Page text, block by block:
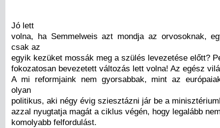
Jó lett
volna, ha Semmelweis azt mondja az orvosoknak,
csak az
egyik kezüket mossák meg a szülés levezetése előtt?
fokozatosan bevezetett változás lett volna! Az egész
A mi reformjaink nem gyorsabbak, mint az
olyan
politikus, aki négy évig sziesztázni jár be a
azzal nyugtatja magát a ciklus végén, hogy legalább
komolyabb felfordulást.